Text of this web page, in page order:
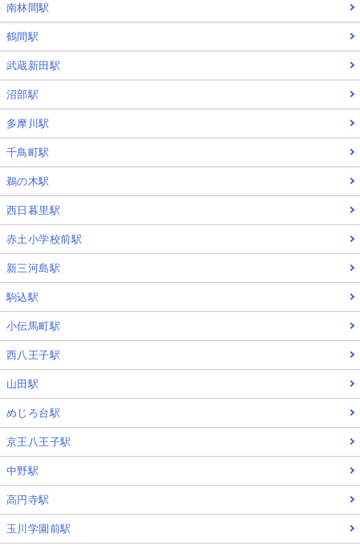
南林間駅
鶴間駅
武蔵新田駅
沼部駅
多摩川駅
千鳥町駅
鵜の木駅
西日暮里駅
赤土小学校前駅
新三河島駅
駒込駅
小伝馬町駅
西八王子駅
山田駅
めじろ台駅
京王八王子駅
中野駅
高円寺駅
玉川学園前駅